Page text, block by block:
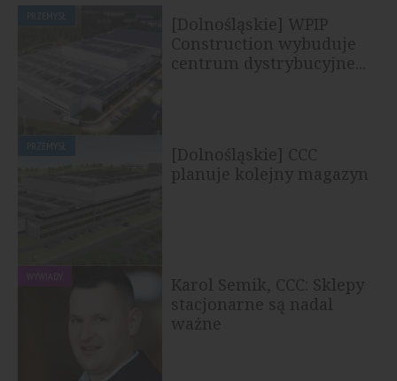
[Dolnośląskie] WPIP
Construction wybuduje
centrum dystrybucyjne...
[Dolnośląskie] CCC
planuje kolejny magazyn
Karol Semik, CCC: Sklepy
stacjonarne są nadal
ważne